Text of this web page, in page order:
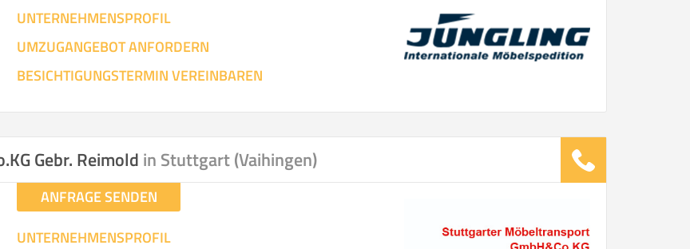
SO ERRECHNET SICH DIE KOSTENSCHÄTZUNG
UNTERNEHMENSPROFIL
UMZUGANGEBOT ANFORDERN
BESICHTIGUNGSTERMIN VEREINBAREN
Gebr. Reimold in Stuttgart (Vaihingen)
ANFRAGE SENDEN
UNTERNEHMENSPROFIL